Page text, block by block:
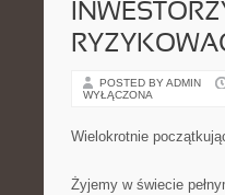
POSTED BY ADMIN
WYŁĄCZONA
Wielokrotnie
Żyjemy w świecie